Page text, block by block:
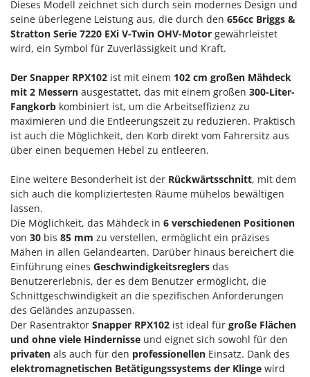
Mähroboter
Maisentkörnungsmaschinen
Manuelle Heckenscheren
Minibacköfen
Motorhacken - Gartenfräsen
Motorspritzen
Mulcher für Traktor
N
Notstromaggregat
Nudelmaschinen
O
Obstmühlen Obsthäcksler Obstmuser
Obstpressen
Olivenernter und Schüttler
P
Palettengabeln für Traktoren
Pelletpressen
Famag
Famur
FARMER
FBC
Ferrari Group
Ferroni
Ferrua
FIAC
FIEM
Fimar
FINI
Fiorentini
Fiskars
Flymo
Fontana Forni
Forest Master
Francini
Dieses Modell zeichnet sich durch sein modernes Design und
seine überlegene Leistung aus, die durch den 656cc Briggs &
Stratton Serie 7220 EXi V-Twin OHV-Motor gewährleistet
wird, ein Symbol für Zuverlässigkeit und Kraft.
Der Snapper RPX102 ist mit einem 102 cm großen Mähdeck
mit 2 Messern ausgestattet, das mit einem großen 300-Liter-
Fangkorb kombiniert ist, um die Arbeitseffizienz zu
maximieren und die Entleerungszeit zu reduzieren. Praktisch
ist auch die Möglichkeit, den Korb direkt vom Fahrersitz aus
über einen bequemen Hebel zu entleeren.
Eine weitere Besonderheit ist der Rückwärtsschnitt, mit dem
sich auch die kompliziertesten Räume mühelos bewältigen
lassen.
Die Möglichkeit, das Mähdeck in 6 verschiedenen Positionen
von 30 bis 85 mm zu verstellen, ermöglicht ein präzises
Mähen in allen Geländearten. Darüber hinaus bereichert die
Einführung eines Geschwindigkeitsreglers das
Benutzererlebnis, der es dem Benutzer ermöglicht, die
Schnittgeschwindigkeit an die spezifischen Anforderungen
des Geländes anzupassen.
Der Rasentraktor Snapper RPX102 ist ideal für große Flächen
und ohne viele Hindernisse und eignet sich sowohl für den
privaten als auch für den professionellen Einsatz. Dank des
elektromagnetischen Betätigungssystems der Klinge wird